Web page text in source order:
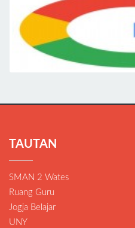
TAUTAN
SMAN 2 Wates
Ruang Guru
Jogja Belajar
UNY